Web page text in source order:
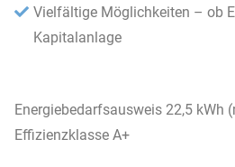
Vielfältige Möglichkeiten – ob
Kapitalanlage
Energiebedarfsausweis 22,5 kWh
Effizienzklasse A+